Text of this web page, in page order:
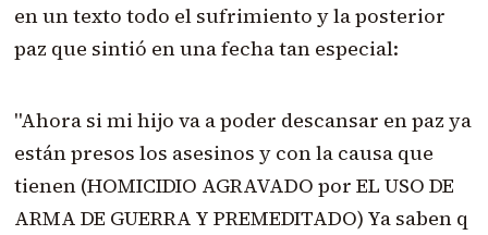
en un texto todo el sufrimiento y la posterior
paz que sintió en una fecha tan especial:
"Ahora si mi hijo va a poder descansar en paz ya
están presos los asesinos y con la causa que
tienen (HOMICIDIO AGRAVADO por EL USO DE
ARMA DE GUERRA Y PREMEDITADO) Ya saben q